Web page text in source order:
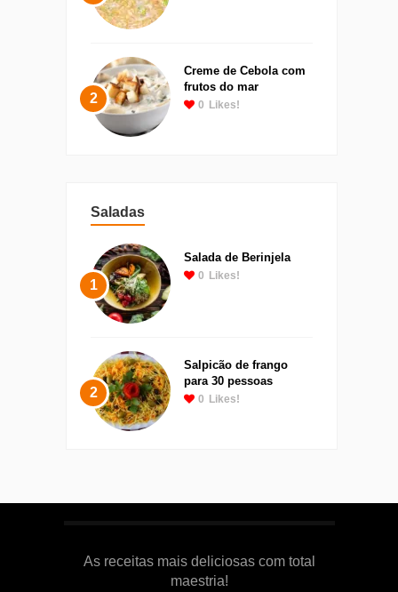
2
Creme de Cebola com
frutos do mar
0 Likes!
Saladas
1
Salada de Berinjela
0 Likes!
2
Salpicão de frango
para 30 pessoas
0 Likes!
As receitas mais deliciosas com total
maestria!